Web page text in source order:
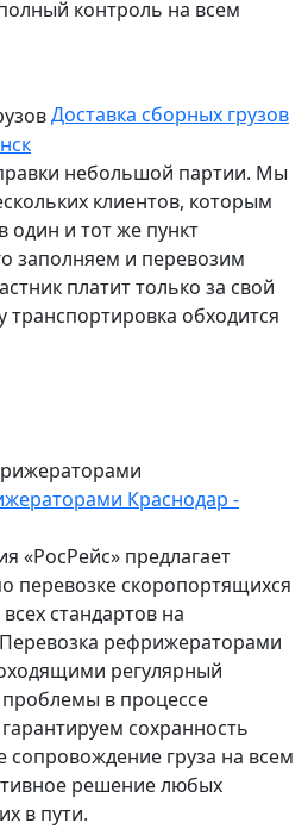
контроль на всем
Доставка сборных грузов
небольшой партии. Мы
клиентов, которым
один и тот же пункт
заполняем и перевозим
платит только за свой
транспортировка обходится
Краснодар -
«РосРейс» предлагает
перевозке скоропортящихся
стандартов на
рефрижераторами
регулярный
в процессе
сохранность
сопровождение груза на всем
решение любых
в пути.